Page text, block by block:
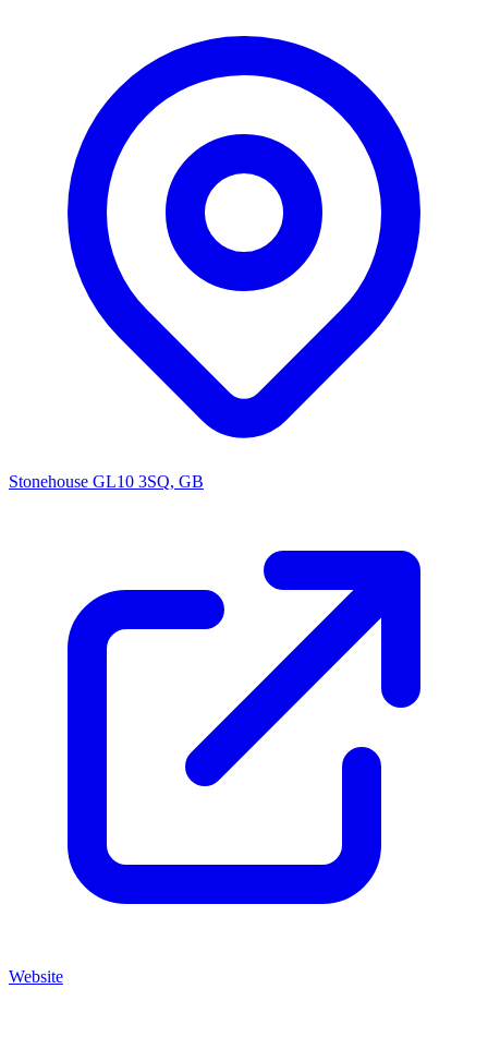
Stonehouse GL10 3SQ, GB
Website